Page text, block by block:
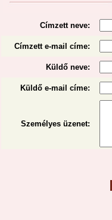
Címzett neve:
Címzett e-mail címe:
Küldő neve:
Küldő e-mail címe:
Személyes üzenet: